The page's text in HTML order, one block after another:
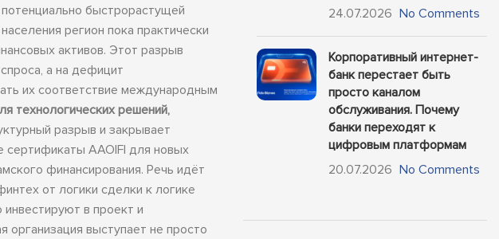
быстрорастущей
регион пока практически
активов. Этот разрыв
а на дефицит
их соответствие международным
технологических решений,
разрыв и закрывает
сертификаты AAOIFI для новых
финансирования. Речь идёт
от логики сделки к логике
в проект и
выступает не просто
24.07.2026 No Comments
Корпоративный интернет-
банк перестает быть
просто каналом
обслуживания. Почему
банки переходят к
цифровым платформам
20.07.2026 No Comments